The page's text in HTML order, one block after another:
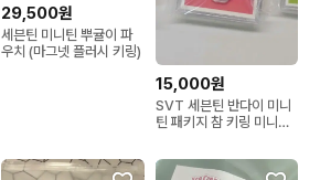
29,500원
세븐틴 미니틴 뿌귤이 파
우치 (마그넷 플러시 키링)
15,000원
SVT 세븐틴 반다이 미니
틴 패키지 참 키링 미니틴